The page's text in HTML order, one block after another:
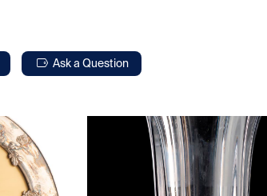
Ask a Question